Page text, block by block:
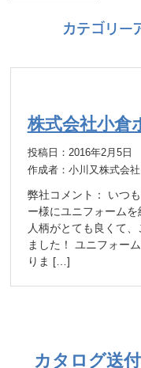
カテゴリー
株式会社小倉
投稿日：2016年2月5日
作成者：小川又株式会社
弊社コメント： いつ
ー様にユニフォーム
人柄がとても良くて
ました！ ユニフォー
りま […]
カタログ送